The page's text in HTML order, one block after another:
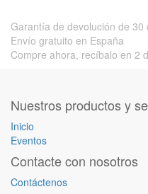
Garantía de devolución de 30
Envío gratuito en España
Compre ahora, recíbalo en 2
Nuestros productos y
Inicio
Eventos
Contacte con nosotros
Contáctenos